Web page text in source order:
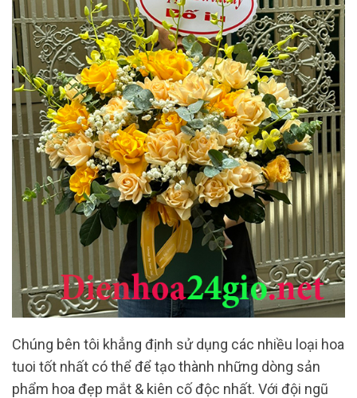
Chúng bên tôi khẳng định sử dụng các nhiều loại hoa
tuoi tốt nhất có thể để tạo thành những dòng sản
phẩm hoa đẹp mắt & kiên cố độc nhất. Với đội ngũ